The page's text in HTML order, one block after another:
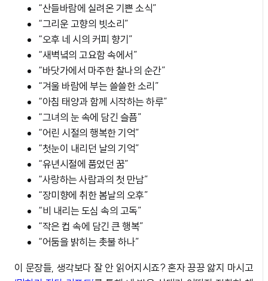
“산들바람에 실려온 기쁜 소식”
“그리운 고향의 빗소리”
“오후 네 시의 커피 향기”
“새벽녘의 고요함 속에서”
“바닷가에서 마주한 찰나의 순간”
“겨울 바람에 부는 쓸쓸한 소리”
“아침 태양과 함께 시작하는 하루”
“그녀의 눈 속에 담긴 슬픔”
“어린 시절의 행복한 기억”
“첫눈이 내리던 날의 기억”
“유년시절에 품었던 꿈”
“사랑하는 사람과의 첫 만남”
“장미향에 취한 봄날의 오후”
“비 내리는 도심 속의 고독”
“작은 컵 속에 담긴 큰 행복”
“어둠을 밝히는 촛불 하나”
이 문장들, 생각보다 잘 안 읽어지시죠? 혼자 끙끙 앓지 마시고